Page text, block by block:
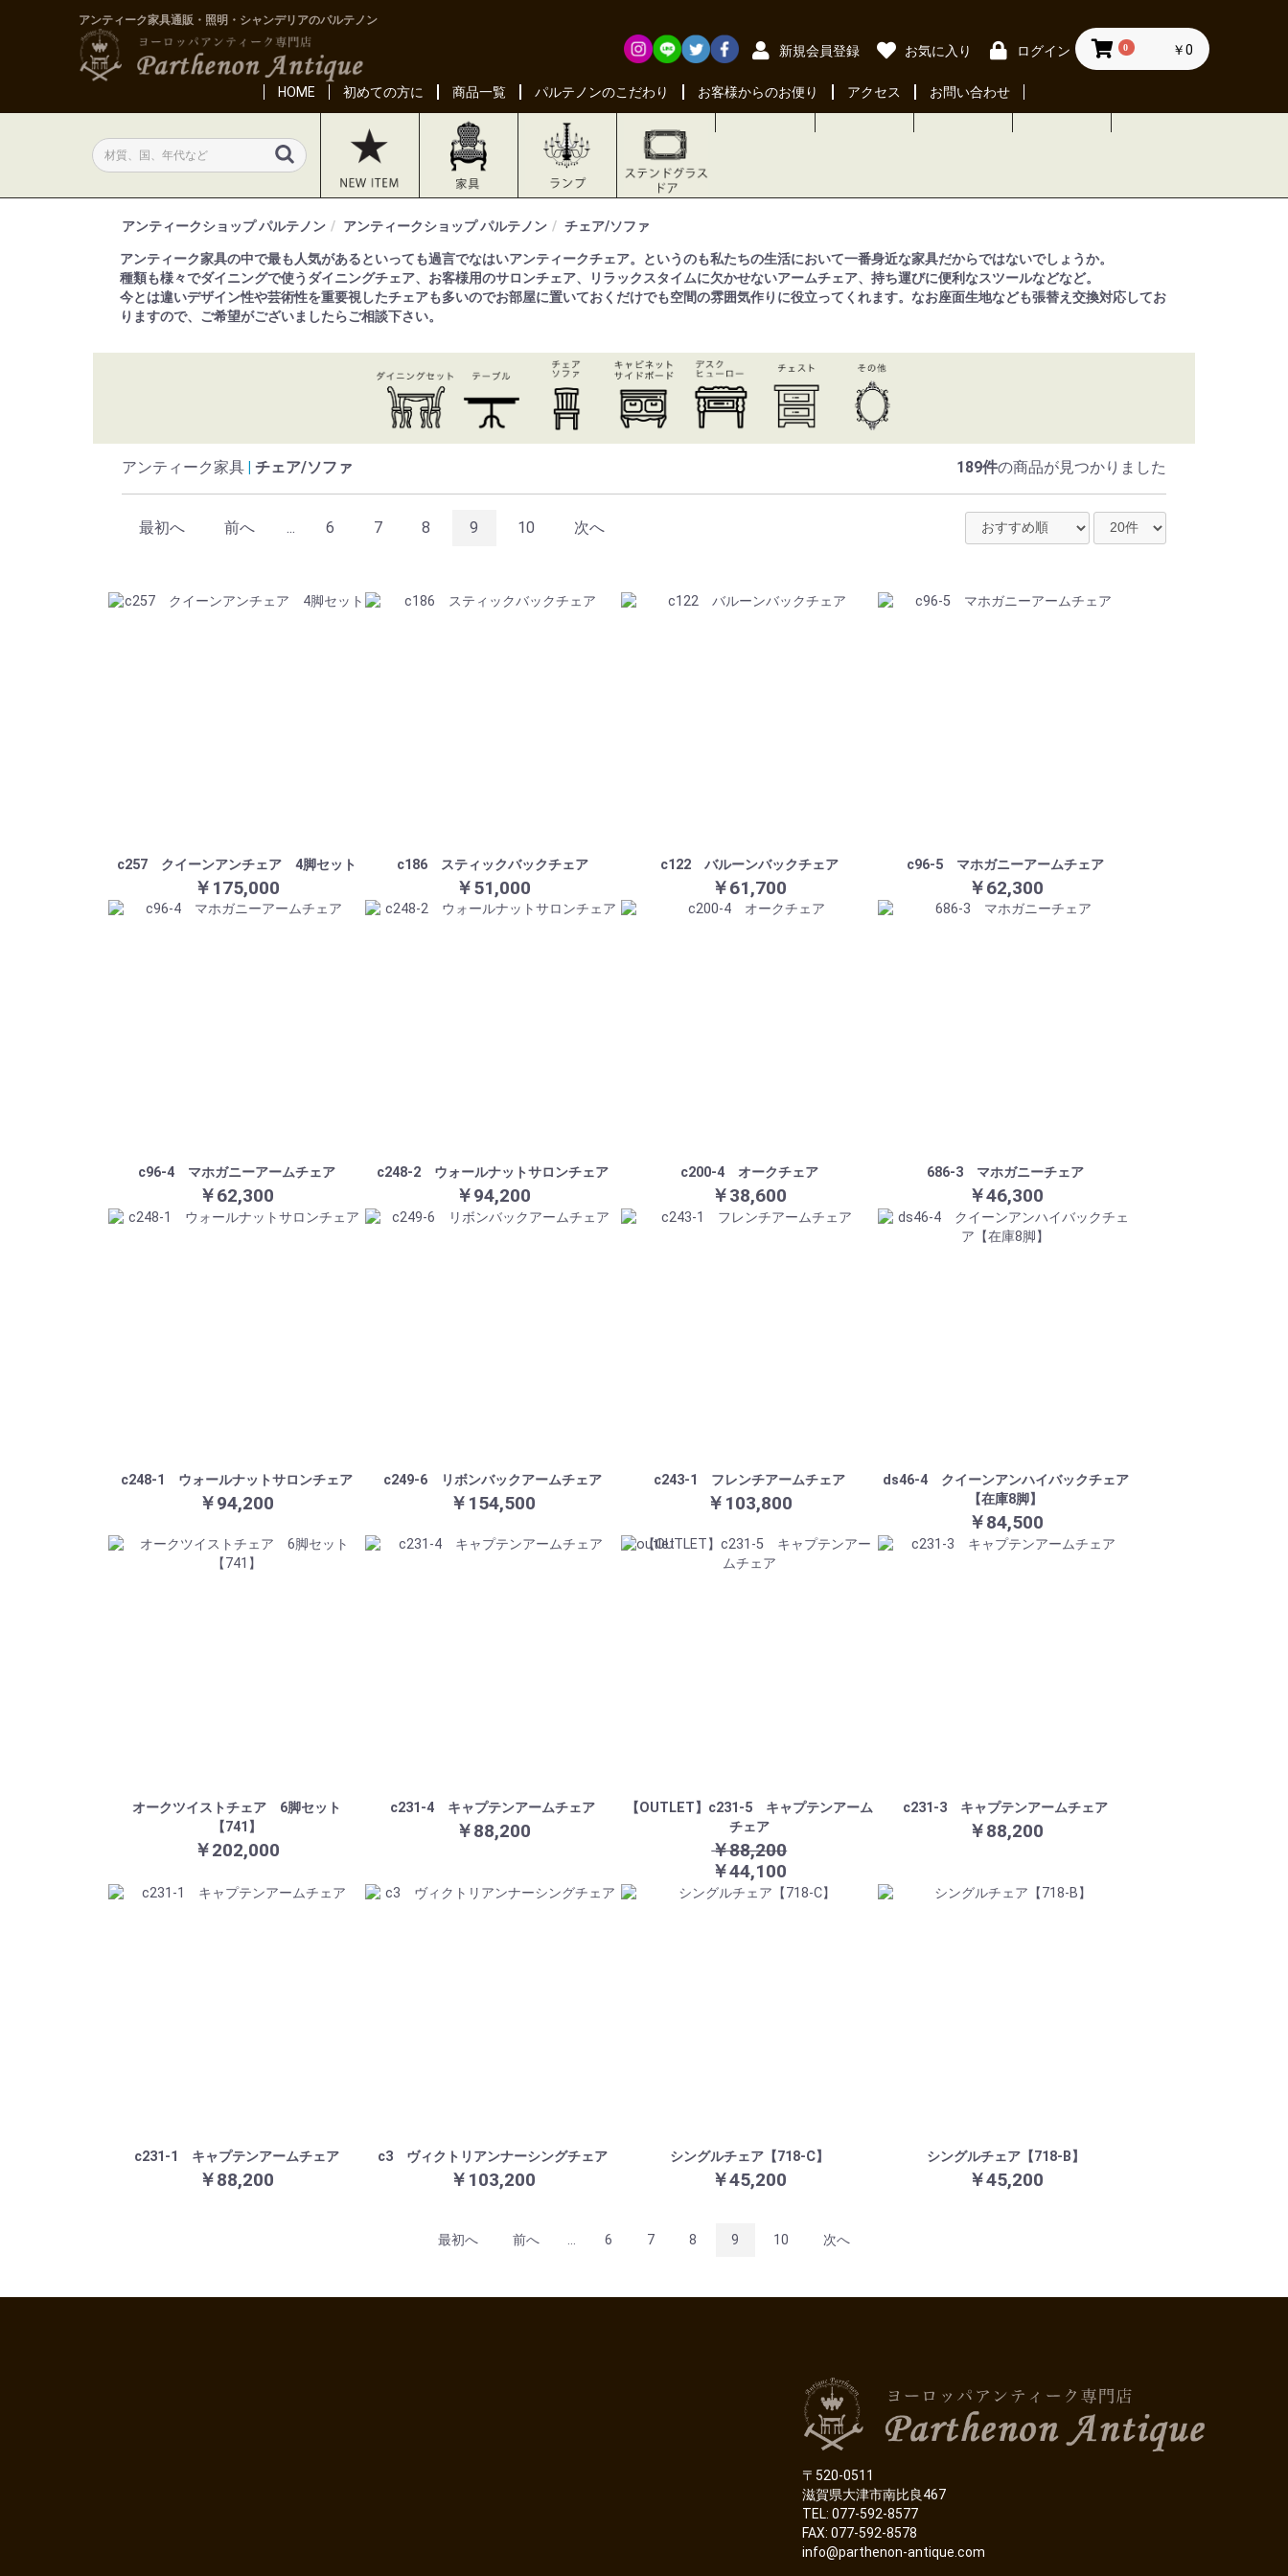
アンティーク家具通販・照明・シャンデリアのパルテノン
新規会員登録 お気に入り ログイン 0 ￥0
HOME 初めての方に 商品一覧 パルテノンのこだわり お客様からのお便り アクセス お問い合わせ
アンティークショップ パルテノン アンティークショップ パルテノン チェア/ソファ
アンティーク家具の中で最も人気があるといっても過言でなはいアンティークチェア。というのも私たちの生活において一番身近な家具だからではないでしょうか。
種類も様々でダイニングで使うダイニングチェア、お客様用のサロンチェア、リラックスタイムに欠かせないアームチェア、持ち運びに便利なスツールなどなど。
今とは違いデザイン性や芸術性を重要視したチェアも多いのでお部屋に置いておくだけでも空間の雰囲気作りに役立ってくれます。なお座面生地なども張替え交換対応してお
りますので、ご希望がございましたらご相談下さい。
アンティーク家具 チェア/ソファ 189件の商品が見つかりました
最初へ 前へ ... 6 7 8 9 10 次へ
c257 クイーンアンチェア 4脚セット
￥175,000
c186 スティックバックチェア
￥51,000
c122 バルーンバックチェア
￥61,700
c96-5 マホガニーアームチェア
￥62,300
c96-4 マホガニーアームチェア
￥62,300
c248-2 ウォールナットサロンチェア
￥94,200
c200-4 オークチェア
￥38,600
686-3 マホガニーチェア
￥46,300
c248-1 ウォールナットサロンチェア
￥94,200
c249-6 リボンバックアームチェア
￥154,500
c243-1 フレンチアームチェア
￥103,800
ds46-4 クイーンアンハイバックチェア
【在庫8脚】
￥84,500
オークツイストチェア 6脚セット
【741】
￥202,000
c231-4 キャプテンアームチェア
￥88,200
【OUTLET】c231-5 キャプテンアーム
チェア
￥88,200
￥44,100
c231-3 キャプテンアームチェア
￥88,200
c231-1 キャプテンアームチェア
￥88,200
c3 ヴィクトリアンナーシングチェア
￥103,200
シングルチェア【718-C】
￥45,200
シングルチェア【718-B】
￥45,200
最初へ 前へ 6 7 8 9 10 次へ
〒520-0511
滋賀県大津市南比良467
TEL: 077-592-8577
FAX: 077-592-8578
info@parthenon-antique.com